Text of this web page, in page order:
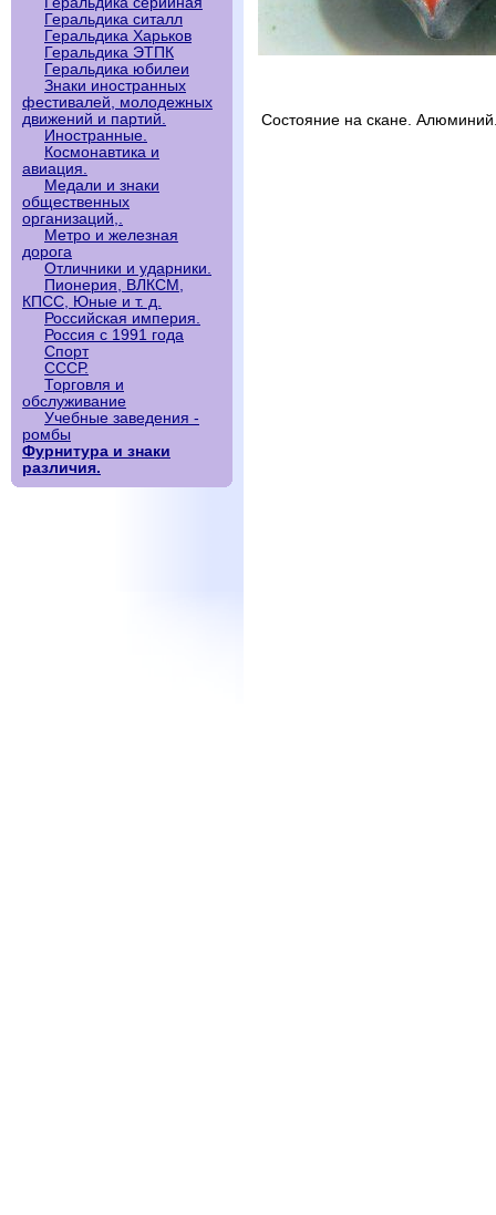
Геральдика ситалл
Геральдика Харьков
Геральдика ЭТПК
Геральдика юбилеи
Знаки иностранных
фестивалей, молодежных
движений и партий.
Иностранные.
Космонавтика и
авиация.
Медали и знаки
общественных
организаций,.
Метро и железная
дорога
Отличники и ударники.
Пионерия, ВЛКСМ,
КПСС, Юные и т. д.
Российская империя.
Россия с 1991 года
Спорт
СССР.
Торговля и
обслуживание
Учебные заведения -
ромбы
Фурнитура и знаки
различия.
Состояние на скане.